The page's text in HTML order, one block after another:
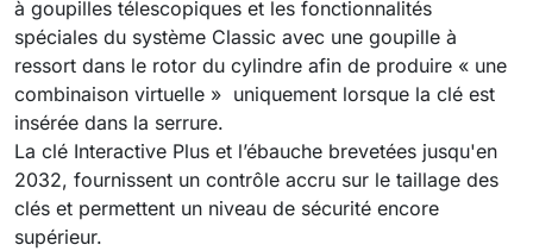
à goupilles télescopiques et les fonctionnalités
spéciales du système Classic avec une goupille à
ressort dans le rotor du cylindre afin de produire « une
combinaison virtuelle » uniquement lorsque la clé est
insérée dans la serrure.
La clé Interactive Plus et l’ébauche brevetées jusqu'en
2032, fournissent un contrôle accru sur le taillage des
clés et permettent un niveau de sécurité encore
supérieur.